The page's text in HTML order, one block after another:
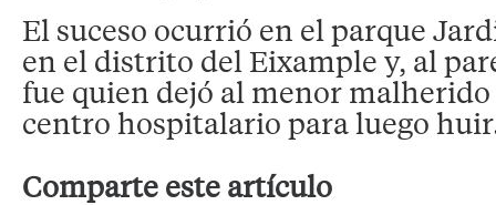
El suceso ocurrió en el parque
en el distrito del Eixample y, al
fue quien dejó al menor malherido
centro hospitalario para luego
Comparte este artículo